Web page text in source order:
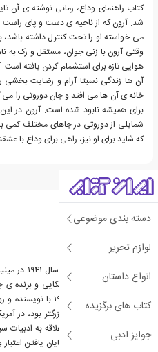
دسته بندی موضوعی
لوازم تحریر
انواع داستان
کتاب های برگزیده
جوایز ادبی
شد. آرون که از ناحیه ی دست و پای
می خواسته او را تحت کنترل داشته
وقتی آرون با زنی جوان، مستقل و رک به
هوایی تازه برای استشمام کردن یافته
آن ها زندگی نسبتا آرام و رضایت بخشی
خانه ی آن ها می افتد و جان دوروتی را
برای همیشه نابود شده است. آرون در
شمایلی از دوروتی در جاهای مختلف کمی
که شاید برای او نیز، راهی برای وداع با
درباره آن تایلر
آن تایلر،
است.آن تایلر در سال
مدرسی که ۱۰ سال از او بزرگتر
دوک با هم آشنا شدند و علاقه به
پس از ازدواج و به علت پایان یافتن